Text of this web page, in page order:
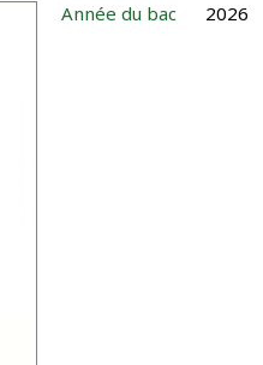
Année du bac 2026